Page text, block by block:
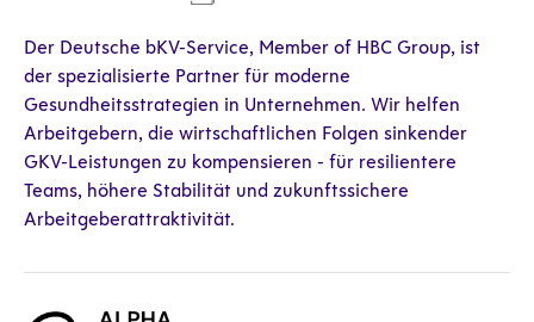
Der Deutsche bKV-Service, Member of HBC Group, ist
der spezialisierte Partner für moderne
Gesundheitsstrategien in Unternehmen. Wir helfen
Arbeitgebern, die wirtschaftlichen Folgen sinkender
GKV-Leistungen zu kompensieren - für resilientere
Teams, höhere Stabilität und zukunftssichere
Arbeitgeberattraktivität.